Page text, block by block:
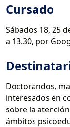
Cursado
Sábados 18, 25
a 13.30, por
Doctorandos,
interesados en
sobre la
ámbitos